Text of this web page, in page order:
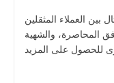
العملاء المثقلين
المحاصرة، والشهية